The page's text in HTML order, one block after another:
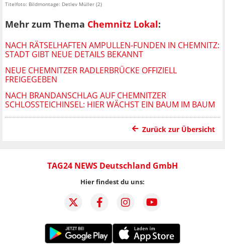
Titelfoto: Bildmontage: Detlev Müller (2)
Mehr zum Thema Chemnitz Lokal:
NACH RÄTSELHAFTEN AMPULLEN-FUNDEN IN CHEMNITZ:
STADT GIBT NEUE DETAILS BEKANNT
NEUE CHEMNITZER RADLERBRÜCKE OFFIZIELL
FREIGEGEBEN
NACH BRANDANSCHLAG AUF CHEMNITZER
SCHLOSSTEICHINSEL: HIER WÄCHST EIN BAUM IM BAUM
Zurück zur Übersicht
TAG24 NEWS Deutschland GmbH
Hier findest du uns: